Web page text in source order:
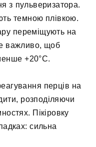
з пульверизатора.
темною плівкою.
переміщують на
важливо, щоб
+20°С.
перців на
розподіляючи
Пікіровку
сильна